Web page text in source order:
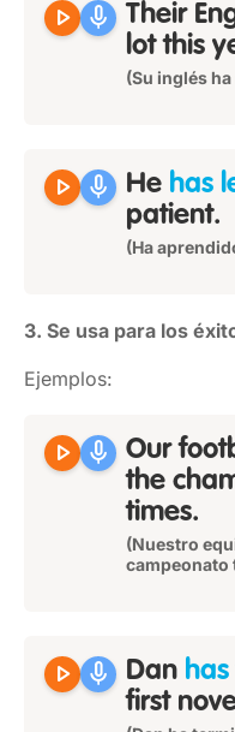
play_arrow mic Their
lot this
(Su inglés
play_arrow mic He has
patient.
(Ha
3. Se usa para los
Ejemplos:
play_arrow mic Our
the
times.
(Nuestro
campeonato
play_arrow mic Dan
first